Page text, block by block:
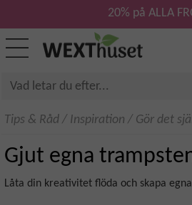
20% på ALLA
Tips & Råd / Inspiration / Gör det
Gjut egna
Låta din kreativitet flöda och skapa